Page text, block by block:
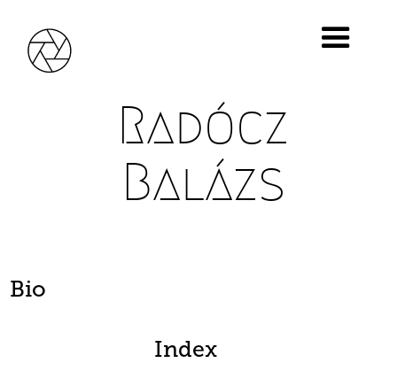
Radócz
Balázs
Bio
Index